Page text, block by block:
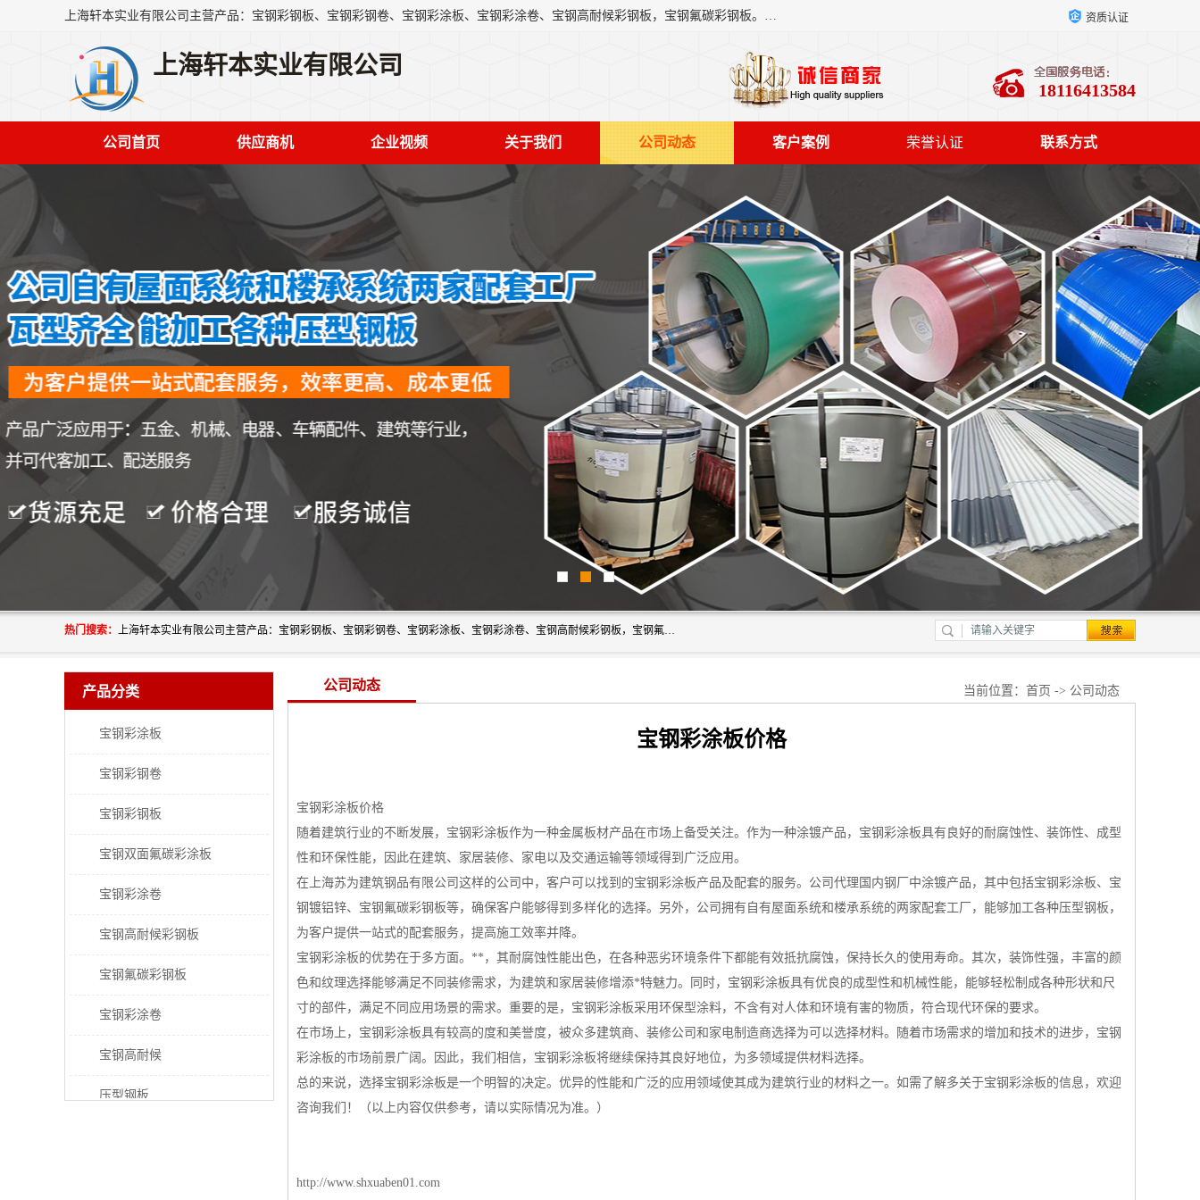
上海轩本实业有限公司主营产品：宝钢彩钢板、宝钢彩钢卷、宝钢彩涂板、宝钢彩涂卷、宝钢高耐候彩钢板，宝钢氟碳彩钢板。是一家集钢铁贸易，物流、加工为一体的产业全配套公司。 资质认证
上海轩本实业有限公司
18116413584
公司首页 供应商机 企业视频 关于我们 公司动态 客户案例 荣誉认证 联系方式
热门搜索： 上海轩本实业有限公司主营产品：宝钢彩钢板、宝钢彩钢卷、宝钢彩涂板、宝钢彩涂卷、宝钢高耐候彩钢板，宝钢氟碳彩钢板。是一家集钢铁贸易，物流、加工为一体的产业全配套公司。
产品分类
宝钢彩涂板
宝钢彩钢卷
宝钢彩钢板
宝钢双面氟碳彩涂板
宝钢彩涂卷
宝钢高耐候彩钢板
宝钢氟碳彩钢板
宝钢彩涂卷
宝钢高耐候
压型钢板
公司动态 当前位置： 首页 -> 公司动态
宝钢彩涂板价格
宝钢彩涂板价格
随着建筑行业的不断发展，宝钢彩涂板作为一种金属板材产品在市场上备受关注。作为一种涂镀产品，宝钢彩涂板具有良好的耐腐蚀性、装饰性、成型
性和环保性能，因此在建筑、家居装修、家电以及交通运输等领域得到广泛应用。
在上海苏为建筑钢品有限公司这样的公司中，客户可以找到的宝钢彩涂板产品及配套的服务。公司代理国内钢厂中涂镀产品，其中包括宝钢彩涂板、宝
钢镀铝锌、宝钢氟碳彩钢板等，确保客户能够得到多样化的选择。另外，公司拥有自有屋面系统和楼承系统的两家配套工厂，能够加工各种压型钢板，
为客户提供一站式的配套服务，提高施工效率并降。
宝钢彩涂板的优势在于多方面。**，其耐腐蚀性能出色，在各种恶劣环境条件下都能有效抵抗腐蚀，保持长久的使用寿命。其次，装饰性强，丰富的颜
色和纹理选择能够满足不同装修需求，为建筑和家居装修增添*特魅力。同时，宝钢彩涂板具有优良的成型性和机械性能，能够轻松制成各种形状和尺
寸的部件，满足不同应用场景的需求。重要的是，宝钢彩涂板采用环保型涂料，不含有对人体和环境有害的物质，符合现代环保的要求。
在市场上，宝钢彩涂板具有较高的度和美誉度，被众多建筑商、装修公司和家电制造商选择为可以选择材料。随着市场需求的增加和技术的进步，宝钢
彩涂板的市场前景广阔。因此，我们相信，宝钢彩涂板将继续保持其良好地位，为多领域提供材料选择。
总的来说，选择宝钢彩涂板是一个明智的决定。优异的性能和广泛的应用领域使其成为建筑行业的材料之一。如需了解多关于宝钢彩涂板的信息，欢迎
咨询我们！（以上内容仅供参考，请以实际情况为准。）
http://www.shxuaben01.com